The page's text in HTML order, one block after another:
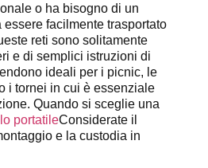
o ha bisogno di un
facilmente trasportato
reti sono solitamente
e di semplici istruzioni di
ideali per i picnic, le
i tornei in cui è essenziale
Quando si sceglie una
portatileConsiderate il
e la custodia in